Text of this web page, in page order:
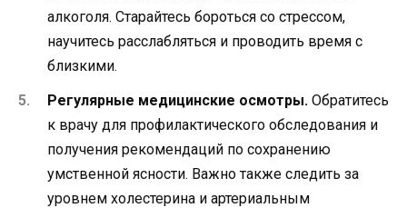
алкоголя. Старайтесь бороться со стрессом,
научитесь расслабляться и проводить время с
близкими.
Регулярные медицинские осмотры. Обратитесь
к врачу для профилактического обследования и
получения рекомендаций по сохранению
умственной ясности. Важно также следить за
уровнем холестерина и артериальным